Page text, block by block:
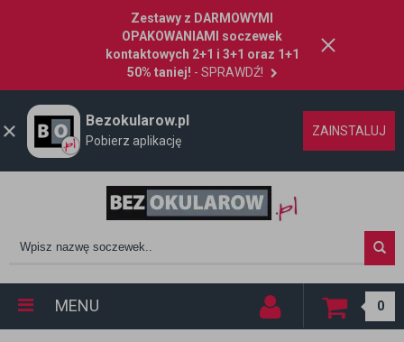
Zestawy z DARMOWYMI
OPAKOWANIAMI soczewek
kontaktowych 2+1 i 3+1 oraz 1+1
50% taniej! - SPRAWDŹ!
Bezokularow.pl
Pobierz aplikację
ZAINSTALUJ
MENU 0